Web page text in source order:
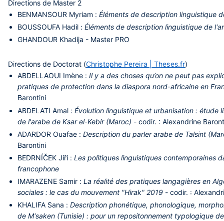
Directions de Master 2
BENMANSOUR Myriam :Éléments de description linguistique
BOUSSOUFA Hadil :Éléments de description linguistique de
GHANDOUR Khadija - Master PRO
Directions de Doctorat (Christophe Pereira | Theses.fr)
ABDELLAOUI Imène :Il y a des choses qu’on ne peut pas
pratiques de protection dans la diaspora nord-africaine en
Barontini
ABDELATI Amal :Évolution linguistique et urbanisation : étude
de l'arabe de Ksar el-Kebir​ (Maroc) - codir. : Alexandrine
ADARDOROuafae :Description du parler arabe de Talsint
Barontini
BEDRNÍČEK Jiří :Les politiques linguistiques contemporaines
francophone
IMARAZENE Samir :La réalité des pratiques langagières en
sociales : le cas du mouvement "Hirak" 2019 - codir. :
KHALIFA Sana :Description phonétique, phonologique,
de M'saken (Tunisie) : pour un repositonnement typologique